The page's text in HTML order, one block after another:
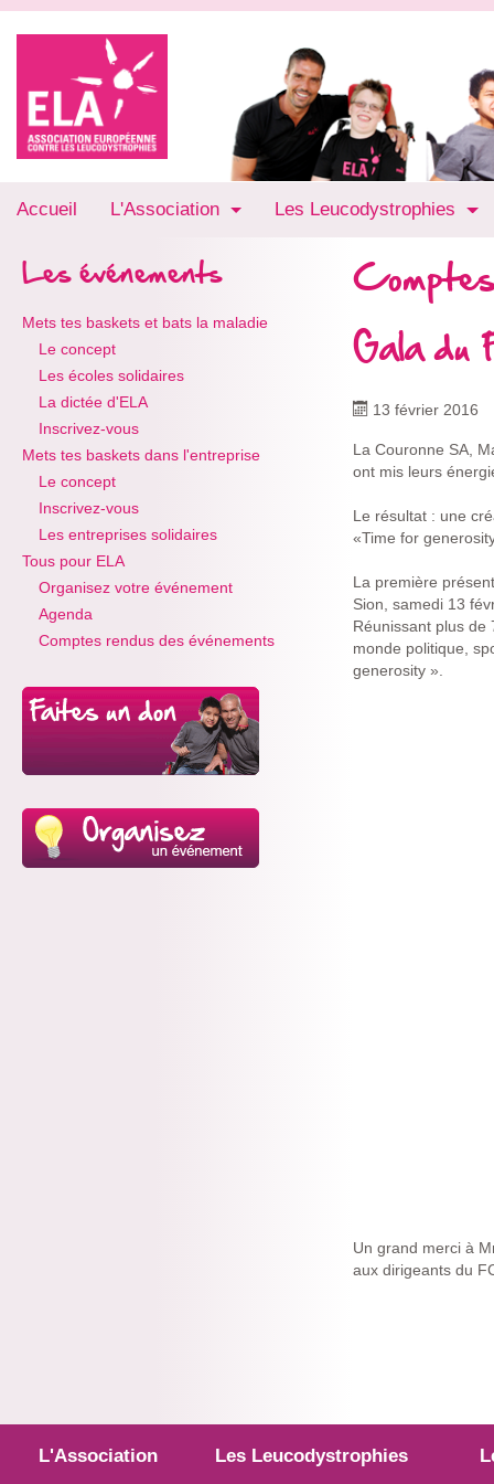
Accueil L'Association Les Leucodystrophies
Les événements
Mets tes baskets et bats la maladie
Le concept
Les écoles solidaires
La dictée d'ELA
Inscrivez-vous
Mets tes baskets dans l'entreprise
Le concept
Inscrivez-vous
Les entreprises solidaires
Tous pour ELA
Organisez votre événement
Agenda
Comptes rendus des événements
Gala du
13 février 2016
La Couronne SA,
ont mis leurs
Le résultat : une
«Time for
La première
Sion, samedi 13
Réunissant plus de
monde politique,
generosity ».
Un grand merci à
aux dirigeants du
L'Association Les Leucodystrophies